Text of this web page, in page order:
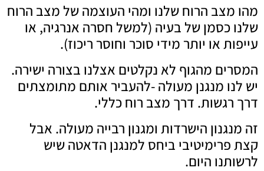
מהו מצב הרוח שלנו ומהי העוצמה של מצב הרוח
שלנו כסמן של בעיה (למשל חסרה אנרגיה, או
עייפות או יותר מידי סוכר וחוסר ריכוז).
המסרים מהגוף לא נקלטים אצלנו בצורה ישירה.
יש לנו מנגנן מעולה -להעביר אותם מתומצתים
דרך רגשות. דרך מצב רוח כללי.
זה מנגנון הישרדות ומגנון רבייה מעולה. אבל
קצת פרימיטיבי ביחס למנגנן הדאטה שיש
לרשותנו היום.